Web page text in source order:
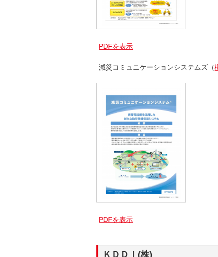
PDFを表示
減災コミュニケーションシステムズ（
PDFを表示
ＫＤＤＩ(株)